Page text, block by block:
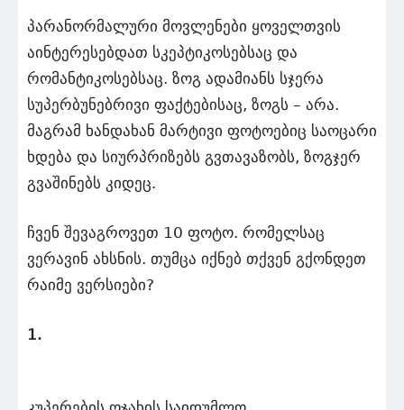
პარანორმალური მოვლენები ყოველთვის
აინტერესებდათ სკეპტიკოსებსაც და
რომანტიკოსებსაც. ზოგ ადამიანს სჯერა
სუპერბუნებრივი ფაქტებისაც, ზოგს – არა.
მაგრამ ხანდახან მარტივი ფოტოებიც საოცარი
ხდება და სიურპრიზებს გვთავაზობს, ზოგჯერ
გვაშინებს კიდეც.
ჩვენ შევაგროვეთ 10 ფოტო. რომელსაც
ვერავინ ახსნის. თუმცა იქნებ თქვენ გქონდეთ
რაიმე ვერსიები?
1.